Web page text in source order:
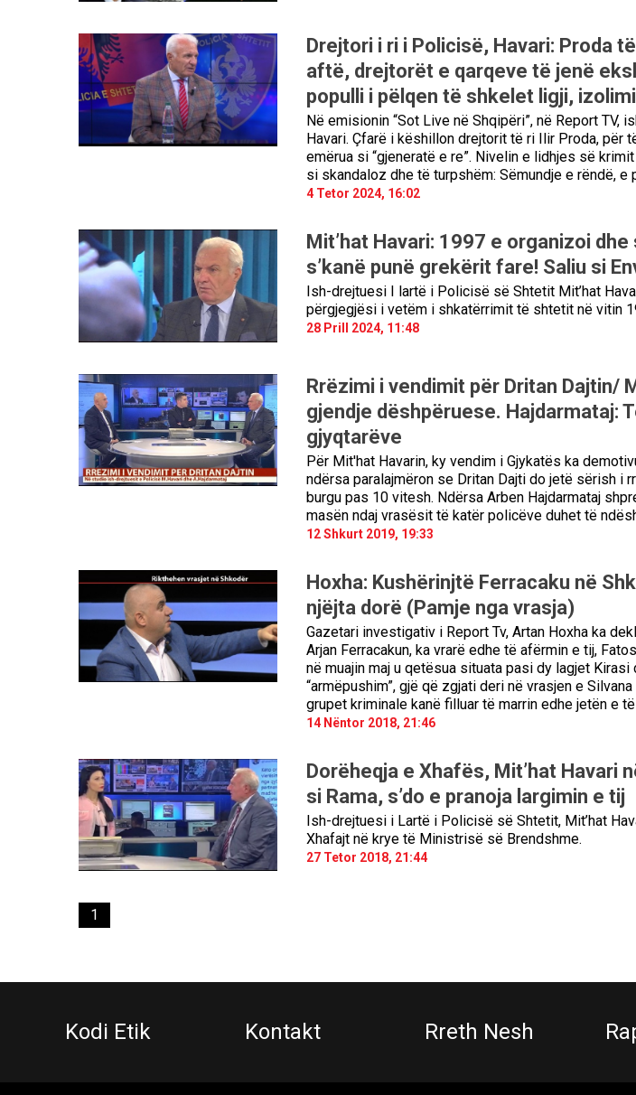
Drejtori i ri i Policisë, Havari: Proda
aftë, drejtorët e qarqeve të jenë
populli i pëlqen të shkelet ligji,
Në emisionin “Sot Live në Shqipëri”, në Report TV,
Havari. Çfarë i këshillon drejtorit të ri Ilir Proda, për
emërua si “gjeneratë e re”. Nivelin e lidhjes së
si skandaloz dhe të turpshëm: Sëmundje e rëndë, e
4 Tetor 2024, 16:02
Mit’hat Havari: 1997 e organizoi
s’kanë punë grekërit fare! Saliu si
Ish-drejtuesi I lartë i Policisë së Shtetit Mit’hat
përgjegjësi i vetëm i shkatërrimit të shtetit në vitin
28 Prill 2024, 11:48
Rrëzimi i vendimit për Dritan Dajtin/
gjendje dëshpëruese. Hajdarmataj:
gjyqtarëve
Për Mit'hat Havarin, ky vendim i Gjykatës ka
ndërsa paralajmëron se Dritan Dajti do jetë sërish i
burgu pas 10 vitesh. Ndërsa Arben Hajdarmataj
masën ndaj vrasësit të katër policëve duhet të
12 Shkurt 2019, 19:33
Hoxha: Kushërinjtë Ferracaku në
njëjta dorë (Pamje nga vrasja)
Gazetari investigativ i Report Tv, Artan Hoxha ka
Arjan Ferracakun, ka vrarë edhe të afërmin e tij,
në muajin maj u qetësua situata pasi dy lagjet Kirasi
“armëpushim”, gjë që zgjati deri në vrasjen e
grupet kriminale kanë filluar të marrin edhe jetën e
14 Nëntor 2018, 21:46
Dorëheqja e Xhafës, Mit’hat Havari
si Rama, s’do e pranoja largimin e tij
Ish-drejtuesi i Lartë i Policisë së Shtetit, Mit’hat
Xhafajt në krye të Ministrisë së Brendshme.
27 Tetor 2018, 21:44
1
Kodi Etik Kontakt Rreth Nesh